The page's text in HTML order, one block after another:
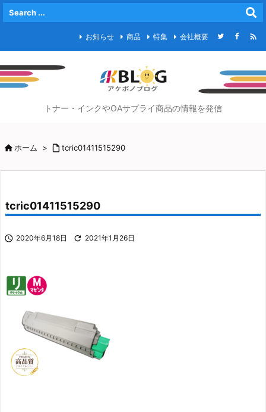
お知らせ 商品 特集 会社概要 
トナー・インクやOAサプライ商品の情報を発信
ホーム >  tcric01411515290
tcric01411515290
 2020年6月18日  2021年1月26日